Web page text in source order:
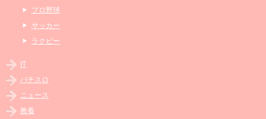
プロ野球
サッカー
ラクビー
IT
パチスロ
ニュース
教養